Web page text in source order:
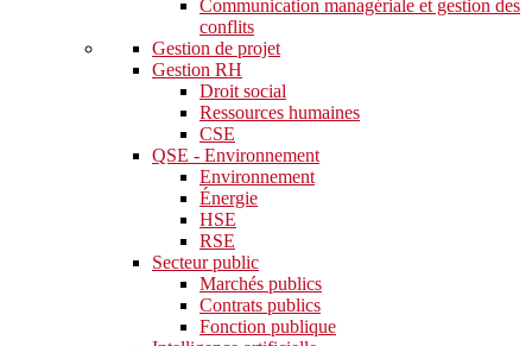
Communication managériale et gestion des
conflits
Gestion de projet
Gestion RH
Droit social
Ressources humaines
CSE
QSE - Environnement
Environnement
Énergie
HSE
RSE
Secteur public
Marchés publics
Contrats publics
Fonction publique